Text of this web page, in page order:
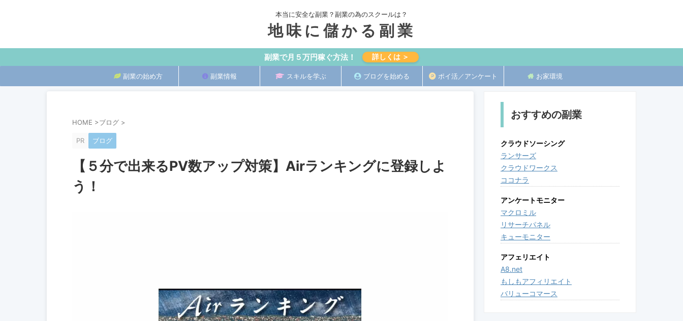
本当に安全な副業？副業の為のスクールは？
地味に儲かる副業
副業で月５万円稼ぐ方法！ 詳しくは ＞
副業の始め方 副業情報 スキルを学ぶ ブログを始める ポイ活／アンケート お家環境
HOME >ブログ >
PR ブログ
【５分で出来るPV数アップ対策】Airランキングに登録しよ
う！
おすすめの副業
クラウドソーシング
ランサーズ
クラウドワークス
ココナラ
アンケートモニター
マクロミル
リサーチパネル
キューモニター
アフェリエイト
A8.net
もしもアフィリエイト
バリューコマース